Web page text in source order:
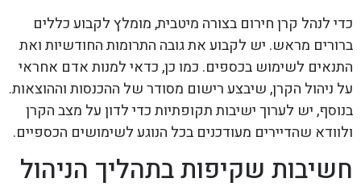
כדי לנהל קרן חירום בצורה מיטבית, מומלץ לקבוע כללים
ברורים מראש. יש לקבוע את גובה התרומות החודשיות ואת
התנאים לשימוש בכספים. כמו כן, כדאי למנות אדם אחראי
על ניהול הקרן, שיבצע רישום מסודר של ההכנסות וההוצאות.
בנוסף, יש לערוך ישיבות תקופתיות כדי לדון על מצב הקרן
ולוודא שהדיירים מעודכנים בכל הנוגע לשימושים הכספיים.
חשיבות שקיפות בתהליך הניהול